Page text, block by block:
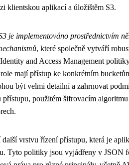
klientskou aplikací a úložištěm S3.
je implementováno prostřednictvím
, které společně vytváří
and Access Management
mají přístup ke konkrétním
být velmi detailní a zahrnovat
přístupu, použitém šifrovacím
vrstvu řízení přístupu, která je
Tyto politiky jsou vyjádřeny v JSON